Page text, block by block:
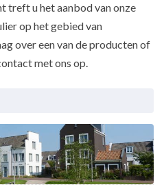
treft u het aanbod van onze
op het gebied van
over een van de producten of
met ons op.